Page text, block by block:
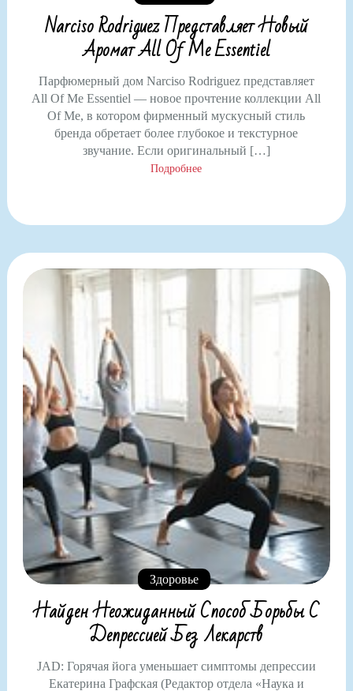
Narciso Rodriguez Представляет Новый
Аромат All Of Me Essentiel
Парфюмерный дом Narciso Rodriguez представляет
All Of Me Essentiel — новое прочтение коллекции All
Of Me, в котором фирменный мускусный стиль
бренда обретает более глубокое и текстурное
звучание. Если оригинальный […]
Подробнее
Здоровье
Найден Неожиданный Способ Борьбы С
Депрессией Без Лекарств
JAD: Горячая йога уменьшает симптомы депрессии
Екатерина Графская (Редактор отдела «Наука и